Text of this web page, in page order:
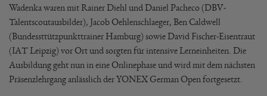
Wadenka waren mit Rainer Diehl und Daniel Pacheco (DBV-
Talentscoutausbilder), Jacob Oehlenschlaeger, Ben Caldwell
(Bundessttützpunkttrainer Hamburg) sowie David Fischer-Eisentraut
(IAT Leipzig) vor Ort und sorgten für intensive Lerneinheiten. Die
Ausbildung geht nun in eine Onlinephase und wird mit dem nächsten
Präsenzlehrgang anlässlich der YONEX German Open fortgesetzt.